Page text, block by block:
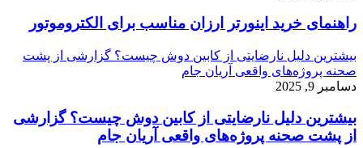
راهنمای خرید اینورتر ارزان مناسب برای الکتروموتور
بیشترین دلیل نارضایتی از کابین دوش چیست؟ گزارشی از پشت
صحنه پروژه‌های واقعی آریان جام
دسامبر 9, 2025
بیشترین دلیل نارضایتی از کابین دوش چیست؟ گزارشی
از پشت صحنه پروژه‌های واقعی آریان جام